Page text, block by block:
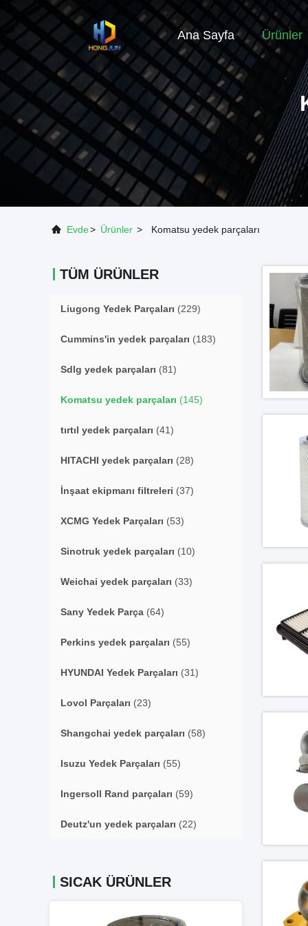
Ana Sayfa Ürünler
Evde> Ürünler > Komatsu yedek parçaları
TÜM ÜRÜNLER
Liugong Yedek Parçaları (229)
Cummins'in yedek parçaları (183)
Sdlg yedek parçaları (81)
Komatsu yedek parçaları (145)
tırtıl yedek parçaları (41)
HITACHI yedek parçaları (28)
İnşaat ekipmanı filtreleri (37)
XCMG Yedek Parçaları (53)
Sinotruk yedek parçaları (10)
Weichai yedek parçaları (33)
Sany Yedek Parça (64)
Perkins yedek parçaları (55)
HYUNDAI Yedek Parçaları (31)
Lovol Parçaları (23)
Shangchai yedek parçaları (58)
Isuzu Yedek Parçaları (55)
Ingersoll Rand parçaları (59)
Deutz'un yedek parçaları (22)
SICAK ÜRÜNLER